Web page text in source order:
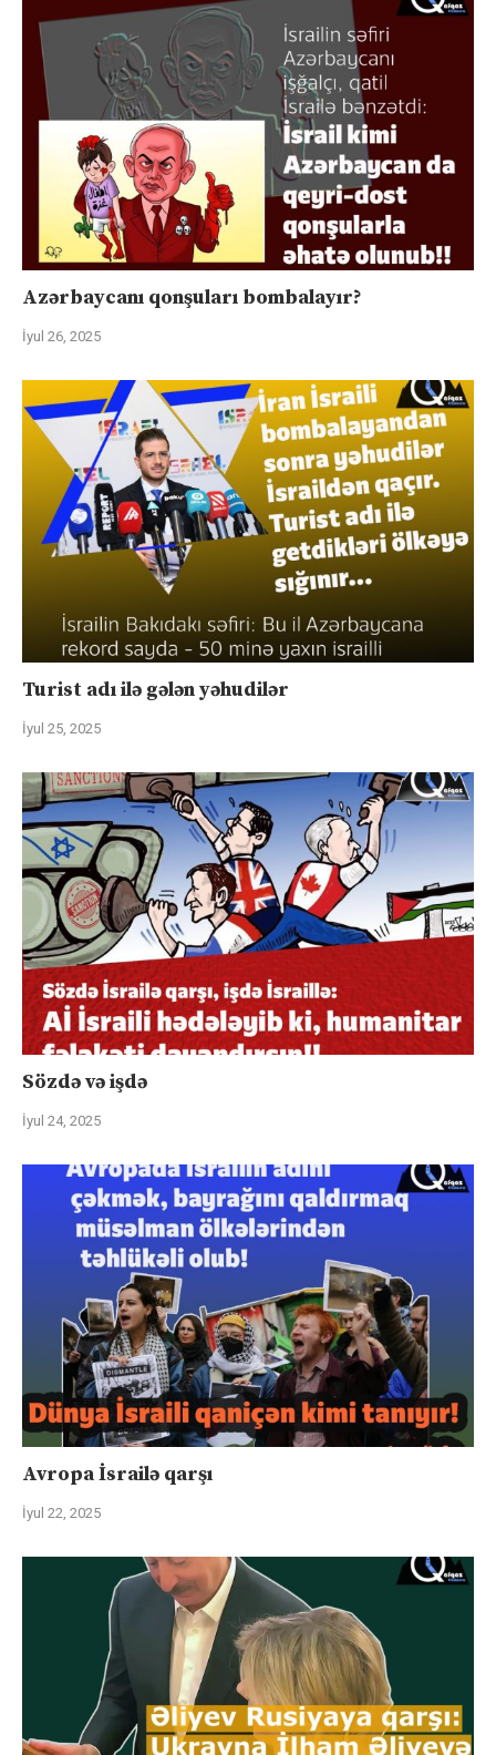
Azərbaycanı qonşuları bombalayır?
İyul 26, 2025
Turist adı ilə gələn yəhudilər
İyul 25, 2025
Sözdə və işdə
İyul 24, 2025
Avropa İsrailə qarşı
İyul 22, 2025